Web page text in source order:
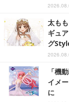
太も
ギュ
グ
「機
イメ
に